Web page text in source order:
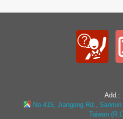
Add.:
No.415, Jiangong Rd.,
Taiwan